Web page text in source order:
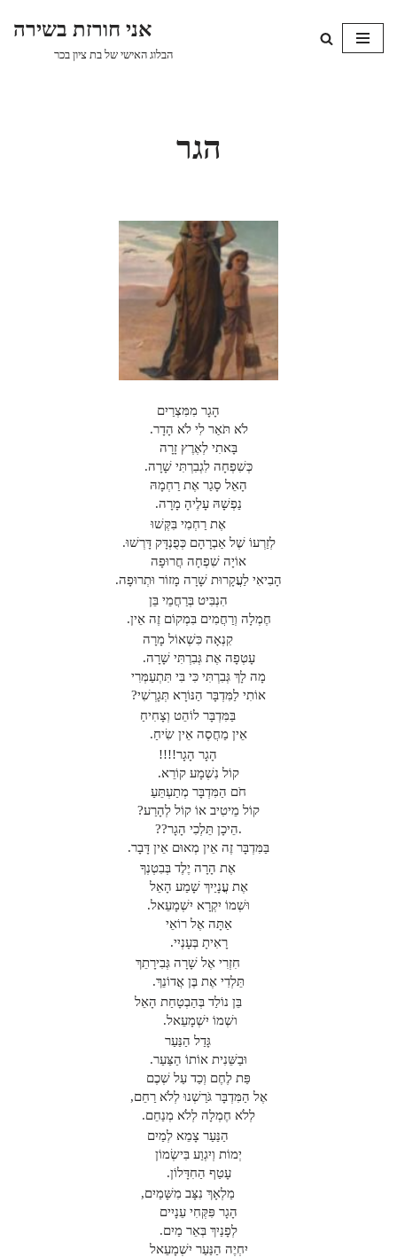
Skip
אני חורזת בשירה
הבלוג האישי של בת ציון בכר
הגר
הָגָר מִמִּצְרַיִם
לֹא תֹּאַר לִי לֹא הָדָר.
בָּאתִי לְאֶרֶץ זָרָה
כְּשִׁפְחָה לִגְבִרְתִּי שָׁרָה.
הָאֵל סָגַר אֶת רַחְמָהּ
נַפְשָׁהּ עָלֶיהָ מָרָה.
אֶת רַחְמִי בִּקְּשׁוּ
לְזַרְעוֹ שֶׁל אַבְרָהָם כְּפֻנְדָּק דָּרְשׁוּ.
אוֹיָה שִׁפְחָה חֲרוּפָה
הָבִיאִי לַעֲקָרוּת שָׁרָה מָזוֹר וּתְרוּפָה.
הִנְבִּיט בְּרַחֲמֵי בֵּן
חֶמְלָה וְרַחֲמִים בִּמְקוֹם זֶה אֵין.
קִנְאָה כִּשְׁאוֹל מָרָה
עָטְפָה אֶת גְּבִרְתִּי שָׁרָה.
מָה לָךְ גְּבִרְתִּי כִּי בִּי תִּתְעַמְּרִי
אוֹתִי לַמִּדְבָּר הַנּוֹרָא תְּגָרְשִׁי?
בַּמִּדְבָּר לוֹהֵט וְצָחִיחַ
אֵין מַחֲסֶה אֵין שִׂיחַ.
הָגָר הָגָר!!!!
קוֹל נִשְׁמָע קוֹרֵא.
חֹם הַמִּדְבָּר מְתַעְתֵּעַ
קוֹל מֵיטִיב אוֹ קוֹל לְהָרַע?
.הֵיכָן תֵּלְכִי הָגָר??
בַּמִּדְבָּר זֶה אֵין מְאוּם אֵין דָּבָר.
אֶת הָרָה יֶלֶד בְּבִטְנְךָ
אֶת עֳנָיַיִךְ שָׁמַע הָאֵל
וּשְׁמוֹ יִקְרָא יִשְׁמָעֵאל.
אַתָּה אֶל רוֹאֵי
רָאִיתָ בְּעָנְיִי.
חִזְרִי אֶל שָׁרָה גְּבִירָתֵךְ
תֵּלְדִי אֶת בֶּן אֲדוֹנֵךְ.
בֵּן נוֹלַד בְּהַבְטָחַת הָאֵל
ושְׁמוֹ יִשְׁמָעֵאל.
גָּדַל הַנַּעַר
וּבַשֵּׁנִית אוֹתוֹ הַצַּעַר.
פַּת לֶחֶם וְכַד עַל שְׁכֶם
אֶל הַמִּדְבָּר גֹּרַשְׁנוּ לְלֹא רַחֵם,
לְלֹא חֶמְלָה לְלֹא מְנַחֵם.
הַנַּעַר צָמֵא לְמַיִם
יְמוֹת וְיִגְוַע בִּישְׂמוֹן
עָטַף הַחִדָּלוֹן.
מַלְאָךְ נִצָּב מִשָּׁמַיִם,
הָגָר פִּקְּחִי עֵנָיִים
לְפָנַיִךְ בְּאֵר מַיִם.
יִחְיֶה הַנַּעַר יִשְׁמָעֵאל